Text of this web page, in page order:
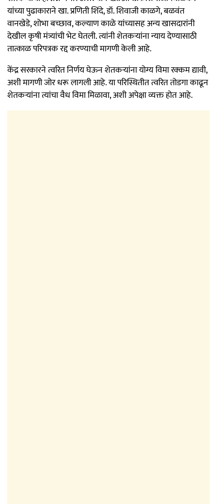
यांच्या पुढाकाराने खा. प्रणिती शिंदे, डॉ. शिवाजी काळगे, बळवंत
वानखेडे, शोभा बच्छाव, कल्याण काळे यांच्यासह अन्य खासदारांनी
देखील कृषी मंत्र्यांची भेट घेतली. त्यांनी शेतकऱ्यांना न्याय देण्यासाठी
तात्काळ परिपत्रक रद्द करण्याची मागणी केली आहे.
केंद्र सरकारने त्वरित निर्णय घेऊन शेतकऱ्यांना योग्य विमा रक्कम द्यावी,
अशी मागणी जोर धरू लागली आहे. या परिस्थितीत त्वरित तोडगा काढून
शेतकऱ्यांना त्यांचा वैध विमा मिळावा, अशी अपेक्षा व्यक्त होत आहे.